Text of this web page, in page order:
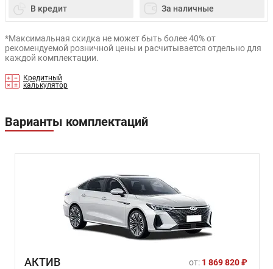
В кредит За наличные
*Максимальная скидка не может быть более 40% от
рекомендуемой розничной цены и расчитывается отдельно для
каждой комплектации.
Кредитный
калькулятор
Варианты комплектаций
АКТИВ от: 1 869 820 ₽